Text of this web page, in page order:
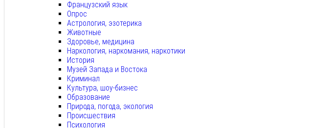
Французский язык
Опрос
Астрология, эзотерика
Животные
Здоровье, медицина
Наркология, наркомания, наркотики
История
Музей Запада и Востока
Криминал
Культура, шоу-бизнес
Образование
Природа, погода, экология
Происшествия
Психология